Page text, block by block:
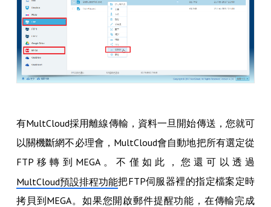
有MultCloud採用離線傳輸，資料一旦開始傳送，您就可
以關機斷網不必理會，MultCloud會自動地把所有選定從
FTP移轉到MEGA。不僅如此，您還可以透過
MultCloud預設排程功能把FTP伺服器裡的指定檔案定時
拷貝到MEGA。如果您開啟郵件提醒功能，在傳輸完成